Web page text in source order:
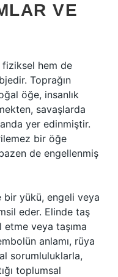
VE
fiziksel hem de
Toprağın
öğe, insanlık
savaşlarda
yer edinmiştir.
bir öğe
de engellenmiş
bir yükü, engeli veya
eder. Elinde taş
veya taşıma
anlamı, rüya
sorumluluklarla,
toplumsal